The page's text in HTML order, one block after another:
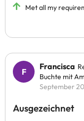
Met all my
Francisca
Buchte mit
September
Ausgezeichnet